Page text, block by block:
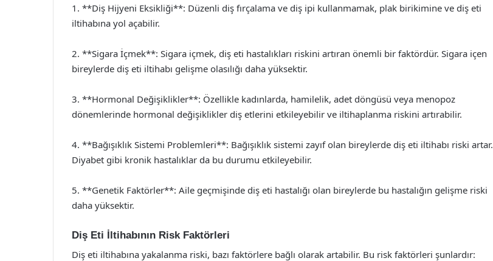
1. **Diş Hijyeni Eksikliği**: Düzenli diş fırçalama ve diş ipi kullanmamak, plak birikimine ve diş eti
iltihabına yol açabilir.
2. **Sigara İçmek**: Sigara içmek, diş eti hastalıkları riskini artıran önemli bir faktördür. Sigara içen
bireylerde diş eti iltihabı gelişme olasılığı daha yüksektir.
3. **Hormonal Değişiklikler**: Özellikle kadınlarda, hamilelik, adet döngüsü veya menopoz
dönemlerinde hormonal değişiklikler diş etlerini etkileyebilir ve iltihaplanma riskini artırabilir.
4. **Bağışıklık Sistemi Problemleri**: Bağışıklık sistemi zayıf olan bireylerde diş eti iltihabı riski artar.
Diyabet gibi kronik hastalıklar da bu durumu etkileyebilir.
5. **Genetik Faktörler**: Aile geçmişinde diş eti hastalığı olan bireylerde bu hastalığın gelişme riski
daha yüksektir.
Diş Eti İltihabının Risk Faktörleri
Diş eti iltihabına yakalanma riski, bazı faktörlere bağlı olarak artabilir. Bu risk faktörleri şunlardır: